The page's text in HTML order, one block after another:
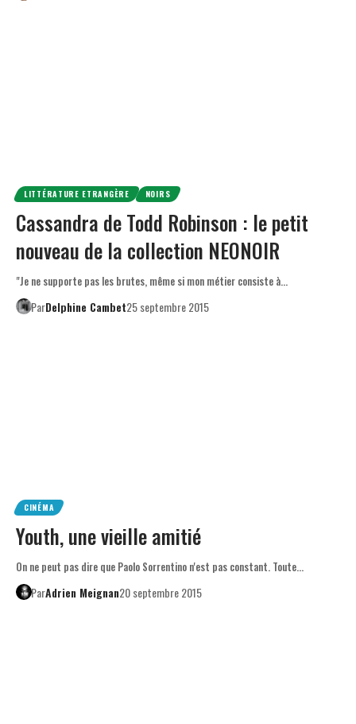
LITTÉRATURE ETRANGÈRE NOIRS
Cassandra de Todd Robinson : le petit
nouveau de la collection NEONOIR
"Je ne supporte pas les brutes, même si mon métier consiste à…
ParDelphine Cambet25 septembre 2015
CINÉMA
Youth, une vieille amitié
On ne peut pas dire que Paolo Sorrentino n'est pas constant. Toute…
ParAdrien Meignan20 septembre 2015